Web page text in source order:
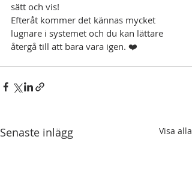
sätt och vis!
Efteråt kommer det kännas mycket
lugnare i systemet och du kan lättare
återgå till att bara vara igen. ❤️
Senaste inlägg Visa alla